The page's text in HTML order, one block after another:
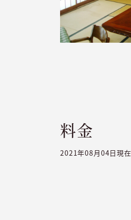
料金
2021年08月04日現在